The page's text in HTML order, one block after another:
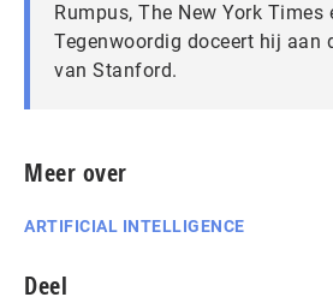
Rumpus, The New York Times
Tegenwoordig doceert hij aan
van Stanford.
Meer over
ARTIFICIAL INTELLIGENCE
Deel